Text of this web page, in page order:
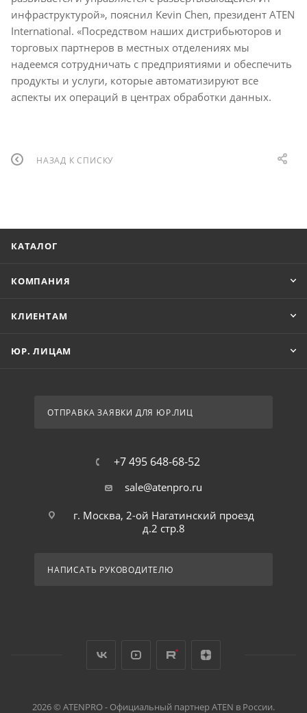
инфраструктурой», пояснил Kevin Chen, президент ATEN
International. «Посредством наших дистрибьюторов и
торговых партнеров в местных отделениях мы
надеемся сотрудничать с предприятиями и обеспечить
продукты и услуги, которые автоматизируют все
аспекты их операций в центрах обработки данных.
НАЗАД К СПИСКУ
КАТАЛОГ
КОМПАНИЯ
КЛИЕНТАМ
ЮР. ЛИЦАМ
ОТПРАВКА ЗАЯВКИ ДЛЯ ЮР.ЛИЦ
+7 495 648-68-52
sale@atenpro.ru
г. Москва, 2-ой Нагатинский проезд
д.2 стр.8
НАПИСАТЬ РУКОВОДИТЕЛЮ
2026 © ATENPRO - Официальный партнер ATEN в России.